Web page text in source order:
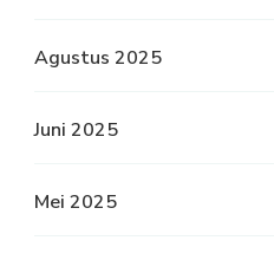
Agustus 2025
Juni 2025
Mei 2025